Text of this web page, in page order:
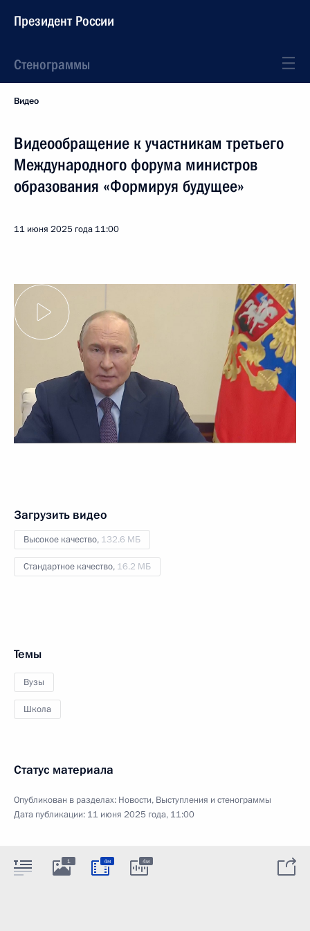
Президент России
Стенограммы
Видео
Видеообращение к участникам третьего
Международного форума министров
образования «Формируя будущее»
11 июня 2025 года 11:00
Загрузить видео
Высокое качество, 132.6 МБ
Стандартное качество, 16.2 МБ
Темы
Вузы
Школа
Статус материала
Опубликован в разделах: Новости, Выступления и стенограммы
Дата публикации: 11 июня 2025 года, 11:00
1 4м 4м